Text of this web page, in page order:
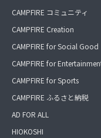
CAMPFIRE コミュニティ
CAMPFIRE Creation
CAMPFIRE for Social Good
CAMPFIRE for
CAMPFIRE for Sports
CAMPFIRE ふるさと納税
AD FOR ALL
HIOKOSHI